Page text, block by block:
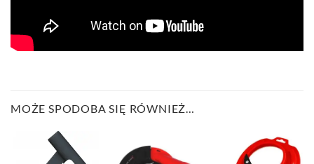
MOŻE SPODOBA SIĘ RÓWNIEŻ…